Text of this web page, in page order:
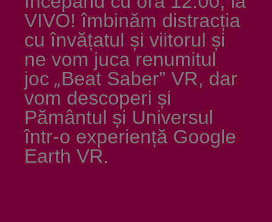
VIVO! îmbinăm distracția
cu învățatul și viitorul și
ne vom juca renumitul
joc „Beat Saber” VR, dar
vom descoperi și
Pământul și Universul
într-o experiență Google
Earth VR.